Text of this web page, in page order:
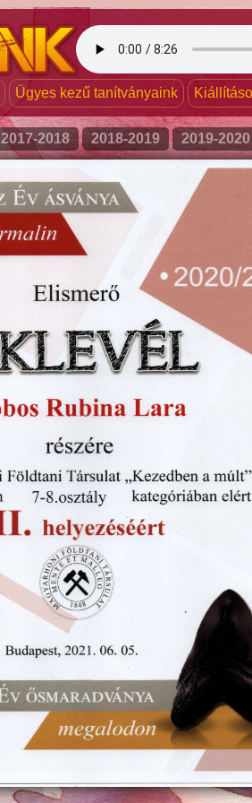
Ügyes kezű tanítványaink
2017-2018 2018-2019 2019-2020